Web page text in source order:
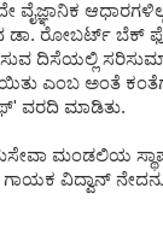
ಆಧಾರಗಳಿಲ್ಲ
ಡಾ. ರೋಬರ್ಟ್
ದಿಸೆಯಲ್ಲಿ
ಎಂಬ ಅಂತೆ
ವರದಿ ಮಾಡಿತು.
ಮಂಡಲಿಯ
ಗಾಯಕ ವಿದ್ವಾನ್